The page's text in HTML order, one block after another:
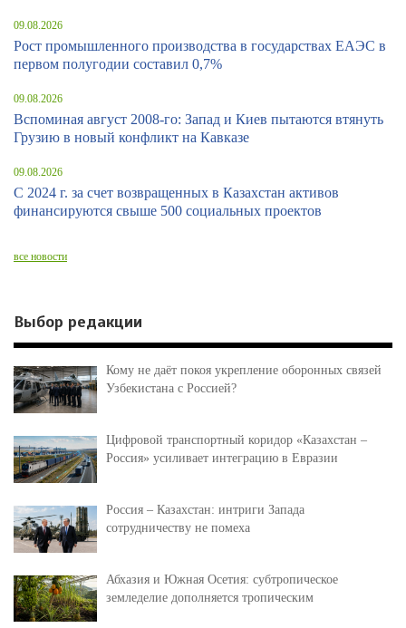
09.08.2026
Рост промышленного производства в государствах ЕАЭС в
первом полугодии составил 0,7%
09.08.2026
Вспоминая август 2008-го: Запад и Киев пытаются втянуть
Грузию в новый конфликт на Кавказе
09.08.2026
С 2024 г. за счет возвращенных в Казахстан активов
финансируются свыше 500 социальных проектов
все новости
Выбор редакции
Кому не даёт покоя укрепление оборонных связей
Узбекистана с Россией?
Цифровой транспортный коридор «Казахстан –
Россия» усиливает интеграцию в Евразии
Россия – Казахстан: интриги Запада
сотрудничеству не помеха
Абхазия и Южная Осетия: субтропическое
земледелие дополняется тропическим